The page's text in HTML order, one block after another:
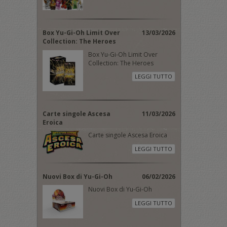
Box Yu-Gi-Oh Limit Over
Collection: The Heroes
13/03/2026
Box Yu-Gi-Oh Limit Over
Collection: The Heroes
LEGGI TUTTO
Carte singole Ascesa
Eroica
11/03/2026
Carte singole Ascesa Eroica
LEGGI TUTTO
Nuovi Box di Yu-Gi-Oh
06/02/2026
Nuovi Box di Yu-Gi-Oh
LEGGI TUTTO